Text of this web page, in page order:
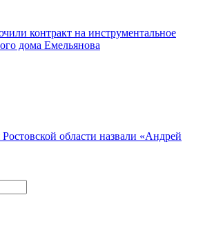
контракт на инструментальное
дома Емельянова
области назвали «Андрей